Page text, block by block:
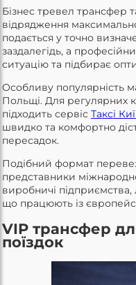
Бізнес тревел трансфер
відрядження
подається у точно
заздалегідь, а
ситуацію та підбирає
Особливу популярність
Польщі. Для регулярних
підходить сервіс Таксі
швидко та комфортно
пересадок.
Подібний формат
представники
виробничі підприємства,
що працюють із
VIP трансфер
поїздок